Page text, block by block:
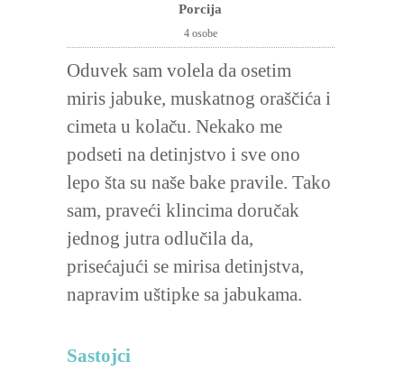
Porcija
4 osobe
Oduvek sam volela da osetim
miris jabuke, muskatnog oraščića i
cimeta u kolaču. Nekako me
podseti na detinjstvo i sve ono
lepo šta su naše bake pravile. Tako
sam, praveći klincima doručak
jednog jutra odlučila da,
prisećajući se mirisa detinjstva,
napravim uštipke sa jabukama.
Sastojci